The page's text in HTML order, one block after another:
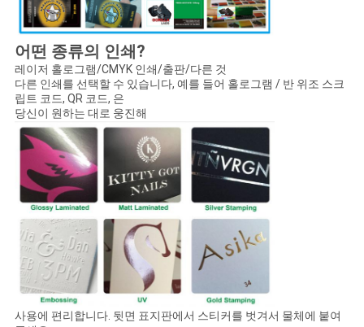
어떤 종류의 인쇄?
레이저 홀로그램/CMYK 인쇄/출판/다른 것
다른 인쇄를 선택할 수 있습니다, 예를 들어 홀로그램 / 반 위조 스크
립트 코드, QR 코드, 은
당신이 원하는 대로 웅진해
사용에 편리합니다. 뒷면 표지판에서 스티커를 벗겨서 물체에 붙여